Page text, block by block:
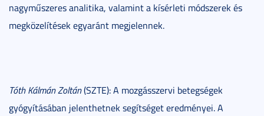
nagyműszeres analitika, valamint a kísérleti módszerek és
megközelítések egyaránt megjelennek.
Tóth Kálmán Zoltán(SZTE): A mozgásszervi betegségek
gyógyításában jelenthetnek segítséget eredményei. A